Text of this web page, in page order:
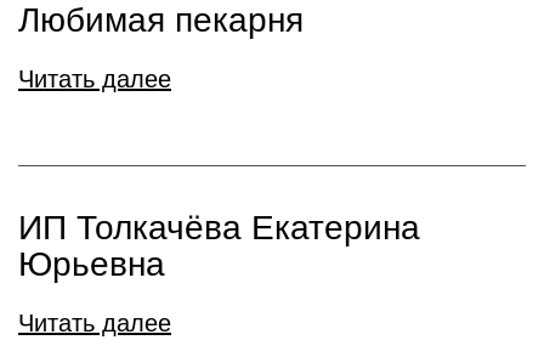
Любимая пекарня
Читать далее
ИП Толкачёва Екатерина
Юрьевна
Читать далее